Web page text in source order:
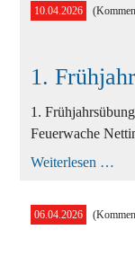
10.04.2026
1.
1.
Feuerwache
Weiterlesen …
06.04.2026